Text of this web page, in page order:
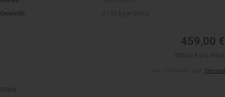
Gewicht:
kg je Stück
459,00 €
Versand
Stück: